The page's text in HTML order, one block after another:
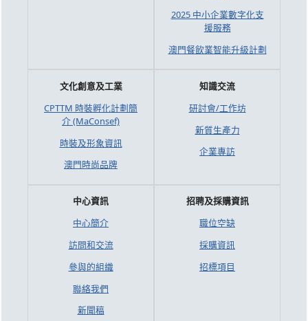
2025 中小企業數字化支
援服務
澳門餐飲業智能升級計劃
文化創意及工業
CPTTM 時裝孵化計劃簡
介 (MaConsef)
時裝及形象資訊
澳門時尚品牌
知識交流
研討會/工作坊
新質生產力
企業專訪
中心資訊
中心簡介
訪問和交流
參與的組織
聯絡我們
新聞稿
招聘及採購資訊
職位空缺
採購資訊
招標項目